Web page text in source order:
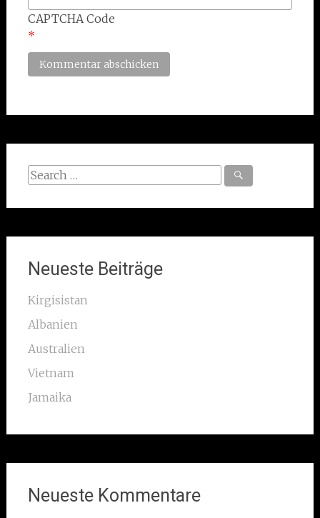
CAPTCHA Code
*
Search
Neueste Beiträge
Kirgisistan
Albanien
Australien
Vietnam
Jamaika
Neueste Kommentare